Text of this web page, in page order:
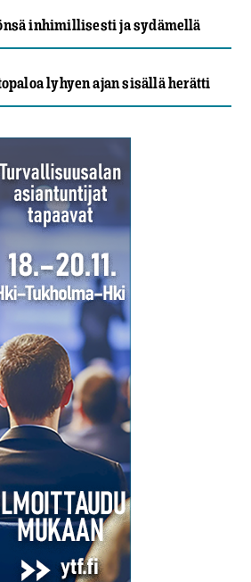
inhimillisesti ja sydämellä
lyhyen ajan sisällä herätti